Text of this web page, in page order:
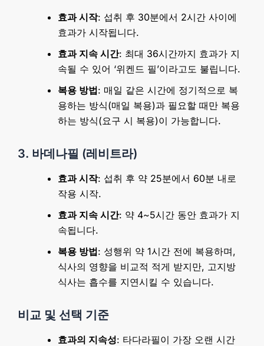
효과 시작: 섭취 후 30분에서 2시간 사이에
효과가 시작됩니다.
효과 지속 시간: 최대 36시간까지 효과가 지
속될 수 있어 ‘위켄드 필’이라고도 불립니다.
복용 방법: 매일 같은 시간에 정기적으로 복
용하는 방식(매일 복용)과 필요할 때만 복용
하는 방식(요구 시 복용)이 가능합니다.
3. 바데나필 (레비트라)
효과 시작: 섭취 후 약 25분에서 60분 내로
작용 시작.
효과 지속 시간: 약 4~5시간 동안 효과가 지
속됩니다.
복용 방법: 성행위 약 1시간 전에 복용하며,
식사의 영향을 비교적 적게 받지만, 고지방
식사는 흡수를 지연시킬 수 있습니다.
비교 및 선택 기준
효과의 지속성: 타다라필이 가장 오랜 시간